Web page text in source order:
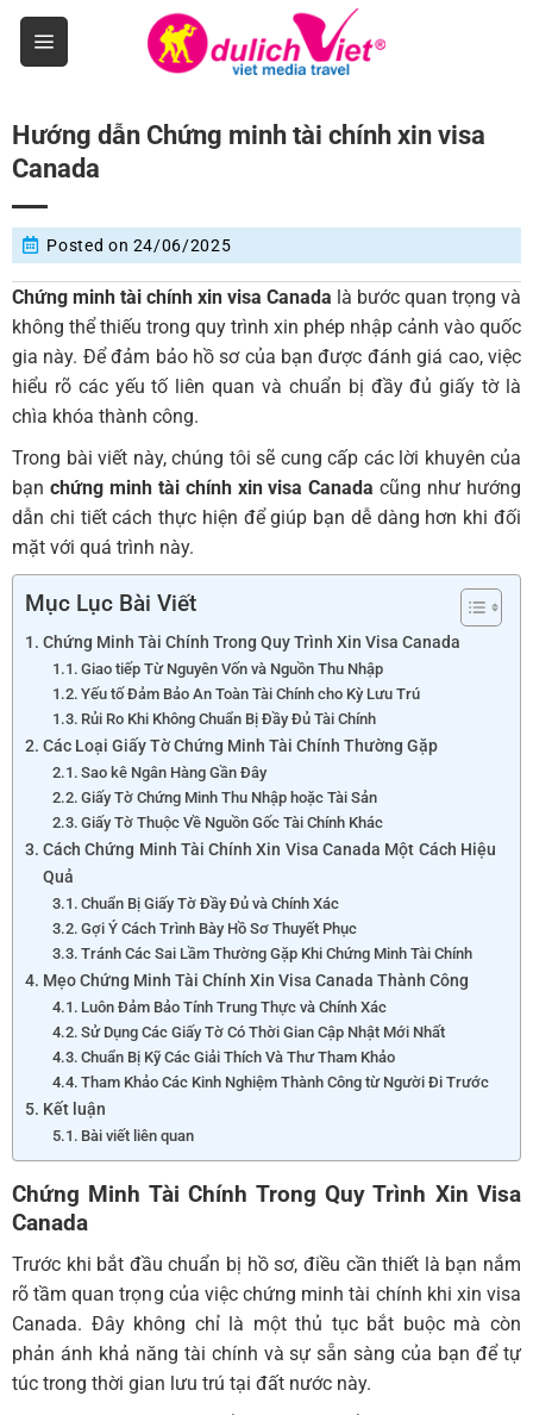
Skip
content
Hướng dẫn Chứng minh tài chính xin visa
Canada
Posted on 24/06/2025
Chứng minh tài chính xin visa Canada là bước quan trọng và
không thể thiếu trong quy trình xin phép nhập cảnh vào quốc
gia này. Để đảm bảo hồ sơ của bạn được đánh giá cao, việc
hiểu rõ các yếu tố liên quan và chuẩn bị đầy đủ giấy tờ là
chìa khóa thành công.
Trong bài viết này, chúng tôi sẽ cung cấp các lời khuyên của
bạn chứng minh tài chính xin visa Canada cũng như hướng
dẫn chi tiết cách thực hiện để giúp bạn dễ dàng hơn khi đối
mặt với quá trình này.
Mục Lục Bài Viết
Chứng Minh Tài Chính Trong Quy Trình Xin Visa Canada
Giao tiếp Từ Nguyên Vốn và Nguồn Thu Nhập
Yếu tố Đảm Bảo An Toàn Tài Chính cho Kỳ Lưu Trú
Rủi Ro Khi Không Chuẩn Bị Đầy Đủ Tài Chính
Các Loại Giấy Tờ Chứng Minh Tài Chính Thường Gặp
Sao kê Ngân Hàng Gần Đây
Giấy Tờ Chứng Minh Thu Nhập hoặc Tài Sản
Giấy Tờ Thuộc Về Nguồn Gốc Tài Chính Khác
Cách Chứng Minh Tài Chính Xin Visa Canada Một Cách Hiệu
Quả
Chuẩn Bị Giấy Tờ Đầy Đủ và Chính Xác
Gợi Ý Cách Trình Bày Hồ Sơ Thuyết Phục
Tránh Các Sai Lầm Thường Gặp Khi Chứng Minh Tài Chính
Mẹo Chứng Minh Tài Chính Xin Visa Canada Thành Công
Luôn Đảm Bảo Tính Trung Thực và Chính Xác
Sử Dụng Các Giấy Tờ Có Thời Gian Cập Nhật Mới Nhất
Chuẩn Bị Kỹ Các Giải Thích Và Thư Tham Khảo
Tham Khảo Các Kinh Nghiệm Thành Công từ Người Đi Trước
Kết luận
Bài viết liên quan
Chứng Minh Tài Chính Trong Quy Trình Xin Visa
Canada
Trước khi bắt đầu chuẩn bị hồ sơ, điều cần thiết là bạn nắm
rõ tầm quan trọng của việc chứng minh tài chính khi xin visa
Canada. Đây không chỉ là một thủ tục bắt buộc mà còn
phản ánh khả năng tài chính và sự sẵn sàng của bạn để tự
túc trong thời gian lưu trú tại đất nước này.